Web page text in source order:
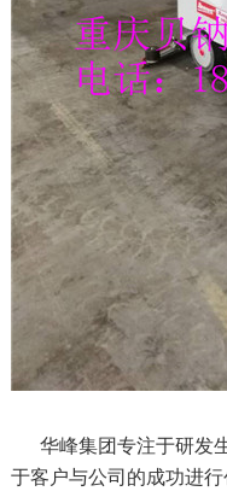
华峰集团专注于研发
于客户与公司的成功进